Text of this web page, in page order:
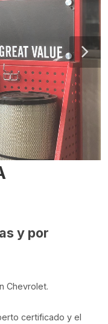
y por
Chevrolet.
certificado y el